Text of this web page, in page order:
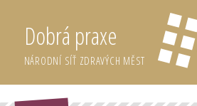
Dobrá praxe
NÁRODNÍ SÍŤ ZDRAVÝCH MĚST